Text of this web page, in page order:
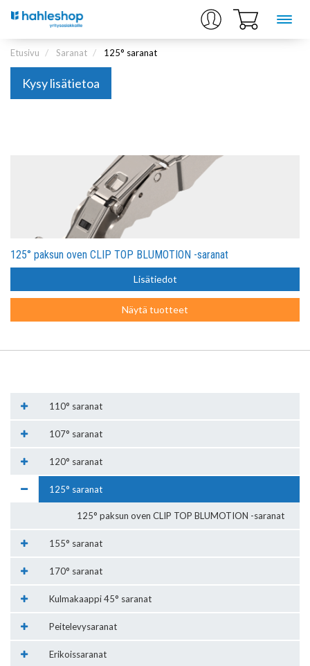
Etusivu Saranat 125° saranat
Kysy lisätietoa
125° paksun oven CLIP TOP BLUMOTION -saranat
Lisätiedot
Näytä tuotteet
110° saranat
107° saranat
120° saranat
125° saranat
125° paksun oven CLIP TOP BLUMOTION -saranat
155° saranat
170° saranat
Kulmakaappi 45° saranat
Peitelevysaranat
Erikoissaranat